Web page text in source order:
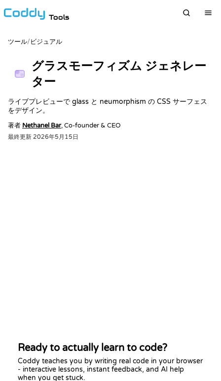
Tools
ツール/ビジュアル
グラスモーフィズム ジェネレー
ター
ライブプレビューで glass と neumorphism の CSS サーフェス
をデザイン。
著者 Nethanel Bar, Co-founder & CEO
最終更新 2026年5月15日
Ready to actually learn to code?
Coddy teaches you by writing real code in your browser
- interactive lessons, instant feedback, and AI help
when you get stuck.